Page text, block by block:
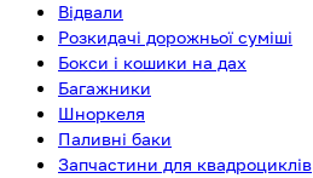
Відвали
Розкидачі дорожньої суміші
Бокси і кошики на дах
Багажники
Шноркеля
Паливні баки
Запчастини для квадроциклів